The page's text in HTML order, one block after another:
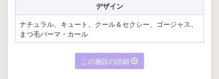
デザイン
ナチュラル、キュート、クール＆セクシー、ゴージャス、
まつ毛パーマ・カール
この施設の詳細